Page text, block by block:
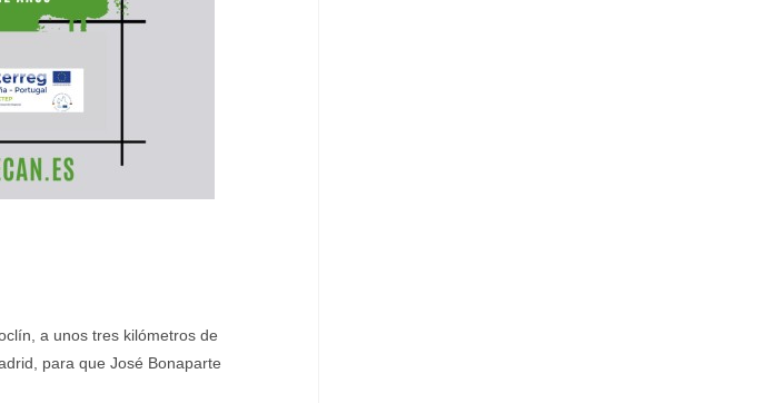
a unos tres kilómetros de
para que José Bonaparte